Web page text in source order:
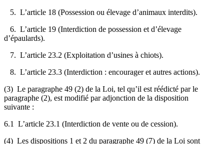
5. L’article 18 (Possession ou élevage d’animaux interdits).
6. L’article 19 (Interdiction de possession et d’élevage
d’épaulards).
7. L’article 23.2 (Exploitation d’usines à chiots).
8. L’article 23.3 (Interdiction : encourager et autres actions).
(3) Le paragraphe 49 (2) de la Loi, tel qu’il est réédicté par le
paragraphe (2), est modifié par adjonction de la disposition
suivante :
6.1 L’article 23.1 (Interdiction de vente ou de cession).
(4) Les dispositions 1 et 2 du paragraphe 49 (7) de la Loi sont